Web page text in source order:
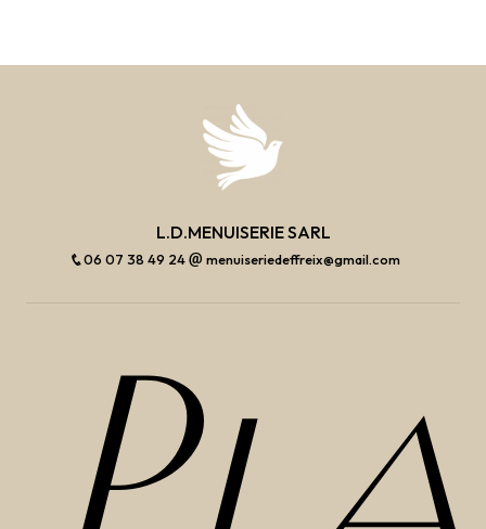
L.D.MENUISERIE SARL
06 07 38 49 24 menuiseriedeffreix@gmail.com